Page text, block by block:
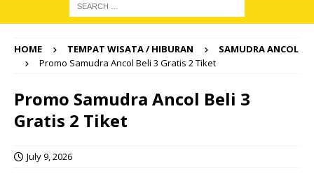
HOME TEMPAT WISATA / HIBURAN
SAMUDRA ANCOL
Promo Samudra Ancol Beli 3 Gratis 2 Tiket
Promo Samudra Ancol Beli 3
Gratis 2 Tiket
July 9, 2026